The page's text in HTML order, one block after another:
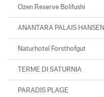
Ozen Reserve Bolifushi
ANANTARA PALAIS HANSEN
Naturhotel Forsthofgut
TERME DI SATURNIA
PARADIS PLAGE